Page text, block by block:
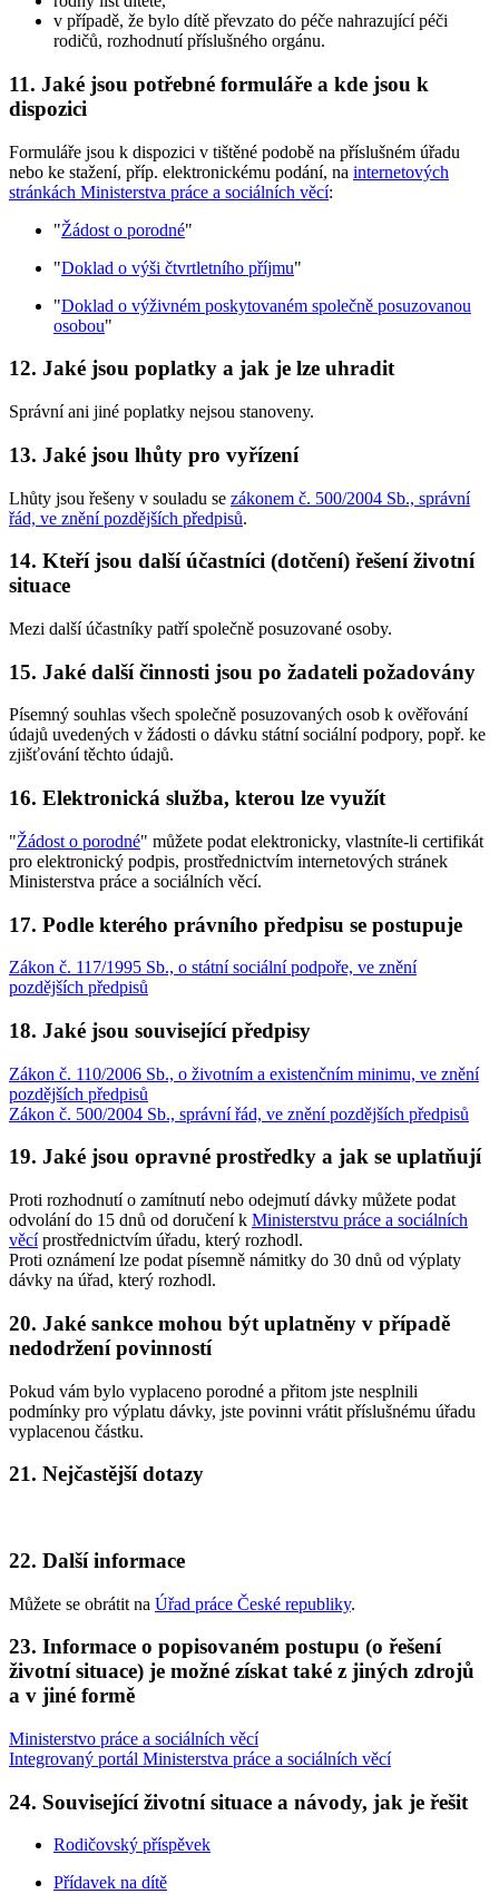
v případě, že bylo dítě převzato do péče nahrazující péči
rodičů, rozhodnutí příslušného orgánu.
11. Jaké jsou potřebné formuláře a kde jsou k
dispozici
Formuláře jsou k dispozici v tištěné podobě na příslušném úřadu
nebo ke stažení, příp. elektronickému podání, na internetových
stránkách Ministerstva práce a sociálních věcí:
"Žádost o porodné"
"Doklad o výši čtvrtletního příjmu"
"Doklad o výživném poskytovaném společně posuzovanou
osobou"
12. Jaké jsou poplatky a jak je lze uhradit
Správní ani jiné poplatky nejsou stanoveny.
13. Jaké jsou lhůty pro vyřízení
Lhůty jsou řešeny v souladu se zákonem č. 500/2004 Sb., správní
řád, ve znění pozdějších předpisů.
14. Kteří jsou další účastníci (dotčení) řešení životní
situace
Mezi další účastníky patří společně posuzované osoby.
15. Jaké další činnosti jsou po žadateli požadovány
Písemný souhlas všech společně posuzovaných osob k ověřování
údajů uvedených v žádosti o dávku státní sociální podpory, popř. ke
zjišťování těchto údajů.
16. Elektronická služba, kterou lze využít
"Žádost o porodné" můžete podat elektronicky, vlastníte-li certifikát
pro elektronický podpis, prostřednictvím internetových stránek
Ministerstva práce a sociálních věcí.
17. Podle kterého právního předpisu se postupuje
Zákon č. 117/1995 Sb., o státní sociální podpoře, ve znění
pozdějších předpisů
18. Jaké jsou související předpisy
Zákon č. 110/2006 Sb., o životním a existenčním minimu, ve znění
pozdějších předpisů
Zákon č. 500/2004 Sb., správní řád, ve znění pozdějších předpisů
19. Jaké jsou opravné prostředky a jak se uplatňují
Proti rozhodnutí o zamítnutí nebo odejmutí dávky můžete podat
odvolání do 15 dnů od doručení k Ministerstvu práce a sociálních
věcíprostřednictvím úřadu, který rozhodl.
Proti oznámení lze podat písemně námitky do 30 dnů od výplaty
dávky na úřad, který rozhodl.
20. Jaké sankce mohou být uplatněny v případě
nedodržení povinností
Pokud vám bylo vyplaceno porodné a přitom jste nesplnili
podmínky pro výplatu dávky, jste povinni vrátit příslušnému úřadu
vyplacenou částku.
21. Nejčastější dotazy
22. Další informace
Můžete se obrátit na Úřad práce České republiky.
23. Informace o popisovaném postupu (o řešení
životní situace) je možné získat také z jiných zdrojů
a v jiné formě
Ministerstvo práce a sociálních věcí
Integrovaný portál Ministerstva práce a sociálních věcí
24. Související životní situace a návody, jak je řešit
Rodičovský příspěvek
Přídavek na dítě